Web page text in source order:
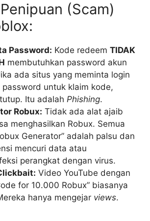
(Scam)
Password: Kode redeem TIDAK
membutuhkan password akun
ada situs yang meminta login
password untuk klaim kode,
Itu adalah Phishing.
Robux: Tidak ada alat ajaib
menghasilkan Robux. Semua
Generator” adalah palsu dan
mencuri data atau
perangkat dengan virus.
Video YouTube dengan
for 10.000 Robux” biasanya
hanya mengejar views.